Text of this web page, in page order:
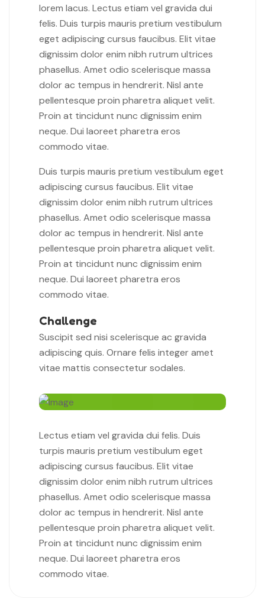
lorem lacus. Lectus etiam vel gravida dui
felis. Duis turpis mauris pretium vestibulum
eget adipiscing cursus faucibus. Elit vitae
dignissim dolor enim nibh rutrum ultrices
phasellus. Amet odio scelerisque massa
dolor ac tempus in hendrerit. Nisl ante
pellentesque proin pharetra aliquet velit.
Proin at tincidunt nunc dignissim enim
neque. Dui laoreet pharetra eros
commodo vitae.
Duis turpis mauris pretium vestibulum eget
adipiscing cursus faucibus. Elit vitae
dignissim dolor enim nibh rutrum ultrices
phasellus. Amet odio scelerisque massa
dolor ac tempus in hendrerit. Nisl ante
pellentesque proin pharetra aliquet velit.
Proin at tincidunt nunc dignissim enim
neque. Dui laoreet pharetra eros
commodo vitae.
Challenge
Suscipit sed nisi scelerisque ac gravida
adipiscing quis. Ornare felis integer amet
vitae mattis consectetur sodales.
Lectus etiam vel gravida dui felis. Duis
turpis mauris pretium vestibulum eget
adipiscing cursus faucibus. Elit vitae
dignissim dolor enim nibh rutrum ultrices
phasellus. Amet odio scelerisque massa
dolor ac tempus in hendrerit. Nisl ante
pellentesque proin pharetra aliquet velit.
Proin at tincidunt nunc dignissim enim
neque. Dui laoreet pharetra eros
commodo vitae.